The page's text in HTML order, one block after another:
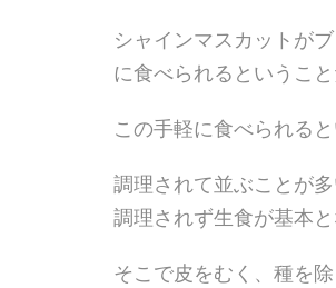
シャインマスカットが
に食べられるということ
この手軽に食べられる
調理されて並ぶことが
調理されず生食が基本と
そこで皮をむく、種を